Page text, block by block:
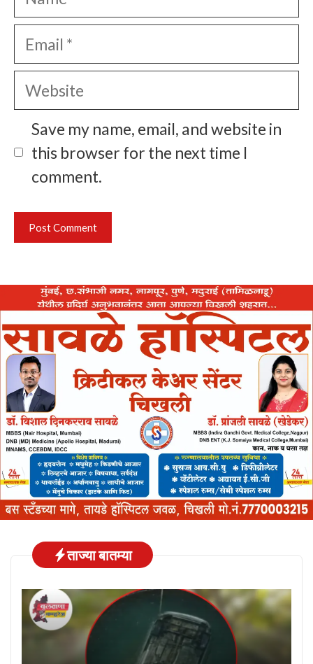
Email
Website
Save my name, email, and website in
this browser for the next time I
comment.
ताज्या बातम्या